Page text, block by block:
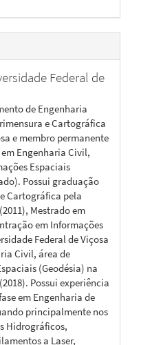
Federal de
de Engenharia
e Cartográfica
e membro permanente
Engenharia Civil,
Espaciais
Possui graduação
Cartográfica pela
Mestrado em
em Informações
Federal de Viçosa
Civil, área de
(Geodésia) na
Possui experiência
em Engenharia de
principalmente nos
Hidrográficos,
a Laser,